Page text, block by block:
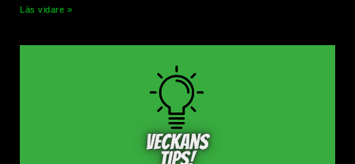
Läs vidare »